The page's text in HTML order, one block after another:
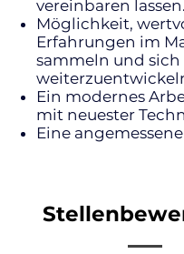
vereinbaren lassen.
Möglichkeit,
Erfahrungen im
sammeln und sich
Ein modernes
mit neuester
Eine